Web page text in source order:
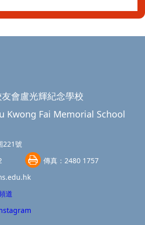
會盧光輝紀念學校
Kwong Fai Memorial School
221號
傳真： 2480 1757
道